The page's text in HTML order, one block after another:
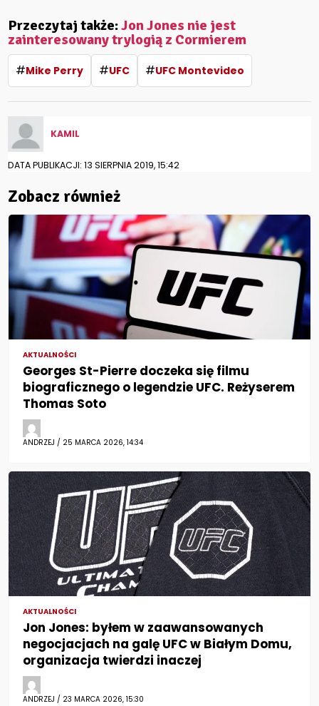
Przeczytaj także:Jon Jones nie jest
zainteresowany trylogią z Cormierem
#Mike Perry #UFC #UFC Montevideo
KAMIL
DATA PUBLIKACJI: 13 SIERPNIA 2019, 15:42
Zobacz również
AKTUALNOŚCI
Georges St-Pierre doczeka się filmu
biograficznego o legendzie UFC. Reżyserem
Thomas Soto
ANDRZEJ / 25 MARCA 2026, 14:34
AKTUALNOŚCI
Jon Jones: byłem w zaawansowanych
negocjacjach na galę UFC w Białym Domu,
organizacja twierdzi inaczej
ANDRZEJ / 23 MARCA 2026, 15:30